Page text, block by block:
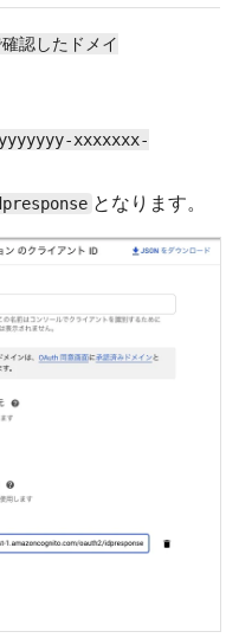
認したドメイ
xxxxxxx-
となります。